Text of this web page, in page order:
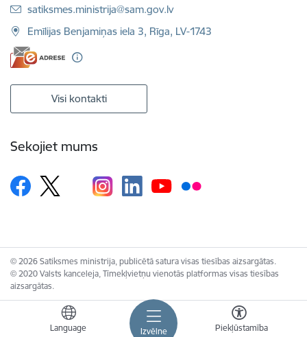
Izvēlne
Language Piekļūstamība
E-pasts:
satiksmes.ministrija@sam.gov.lv
Emīlijas Benjamiņas iela 3, Rīga, LV-1743
Visi kontakti
Sekojiet mums
© 2026 Satiksmes ministrija, publicētā satura visas tiesības aizsargātas.
© 2020 Valsts kanceleja, Tīmekļvietņu vienotās platformas visas tiesības
aizsargātas.